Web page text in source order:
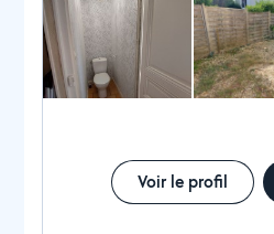
Voir le profil